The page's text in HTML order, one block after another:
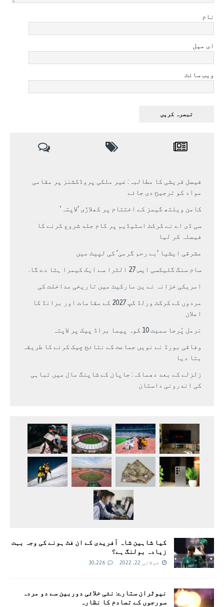
نام
ای میل
ویب سائٹ
فیصل قریشی کا مطالبہ: غیر ملکی پروڈکشنز پر مقامی
مواد کو ترجیح دی جائے
کامن ویلتھ گیمز کے اختتام پر کھلاڑی ‘لاپتہ’
سی ڈی اے نے کرکٹ اسٹیڈیم پر کام جلد شروع کرنے کا
فیصلہ کر لیا
مشرقی ایشیا ‘بے رحم گرمی’ کی لپیٹ میں
سام سنگ گلیکسی ایس 27 الٹرا سے ایک کیمرا ہٹا دے گا.
امریکی خزانہ نے ین مارکیٹ میں تاریخی مداخلت کی
مردوں کے کرکٹ ورلڈ کپ 2027 کے مقامات اور برانڈ کا
اعلان
نرمل پُرجا سمیت 10 کوہ پیما براڈ پیک پر لاپتہ
وفاقی بورڈ نے نویں جماعت کے نتائج چیک کرنے کا طریقہ
بتا دیا
زلزلے کے بعد دھماکہ: جاپان کے شاپنگ مال میں تباہی
کی اندرونی داستان
کیا شاہین شاہ آفریدی کے ان فٹ ہونے کی وجہ بہت
زیادہ بولنگ ہے؟
جولائی 22, 2022 30,226
نیوٹران ستارے: نئی خلائی دوربین سے دو مردہ
سورجوں کے تصادم کا نظارہ